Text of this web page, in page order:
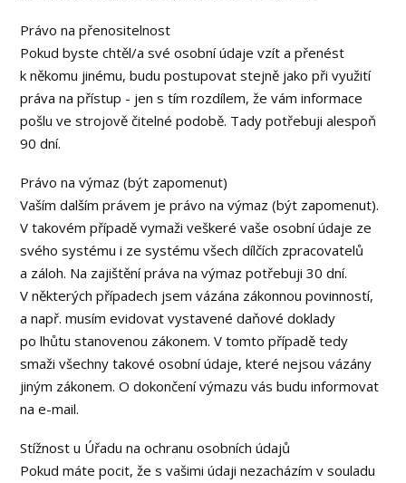
Právo na přenositelnost
Pokud byste chtěl/a své osobní údaje vzít a přenést
k někomu jinému, budu postupovat stejně jako při využití
práva na přístup - jen s tím rozdílem, že vám informace
pošlu ve strojově čitelné podobě. Tady potřebuji alespoň
90 dní.
Právo na výmaz (být zapomenut)
Vaším dalším právem je právo na výmaz (být zapomenut).
V takovém případě vymaži veškeré vaše osobní údaje ze
svého systému i ze systému všech dílčích zpracovatelů
a záloh. Na zajištění práva na výmaz potřebuji 30 dní.
V některých případech jsem vázána zákonnou povinností,
a např. musím evidovat vystavené daňové doklady
po lhůtu stanovenou zákonem. V tomto případě tedy
smaži všechny takové osobní údaje, které nejsou vázány
jiným zákonem. O dokončení výmazu vás budu informovat
na e-mail.
Stížnost u Úřadu na ochranu osobních údajů
Pokud máte pocit, že s vašimi údaji nezacházím v souladu